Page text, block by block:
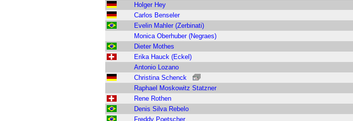
Holger Hey
Carlos Benseler
Evelin Mahler (Zerbinati)
Monica Oberhuber (Negraes)
Dieter Mothes
Erika Hauck (Eckel)
Antonio Lozano
Christina Schenck
Raphael Moskowitz Statzner
Rene Rothen
Denis Silva Rebelo
Freddy Poetscher